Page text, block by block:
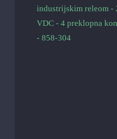
industrijskim releom -
VDC - 4 preklopna
- 858-304